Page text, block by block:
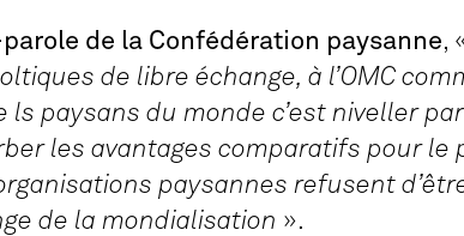
de la Confédération paysanne,
de libre échange, à l’OMC
paysans du monde c’est niveller
les avantages comparatifs pour le
paysannes refusent
de la mondialisation ».